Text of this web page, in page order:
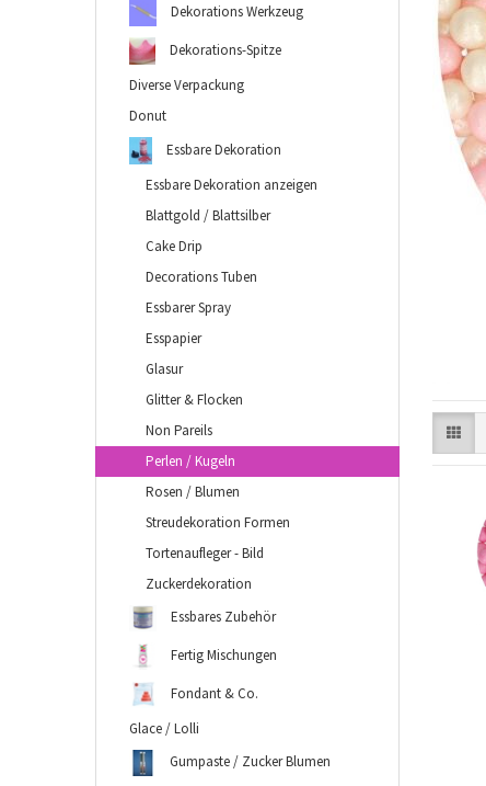
Dekorations Werkzeug
Dekorations-Spitze
Diverse Verpackung
Donut
Essbare Dekoration
Essbare Dekoration anzeigen
Blattgold / Blattsilber
Cake Drip
Decorations Tuben
Essbarer Spray
Esspapier
Glasur
Glitter & Flocken
Non Pareils
Perlen / Kugeln
Rosen / Blumen
Streudekoration Formen
Tortenaufleger - Bild
Zuckerdekoration
Essbares Zubehör
Fertig Mischungen
Fondant & Co.
Glace / Lolli
Gumpaste / Zucker Blumen